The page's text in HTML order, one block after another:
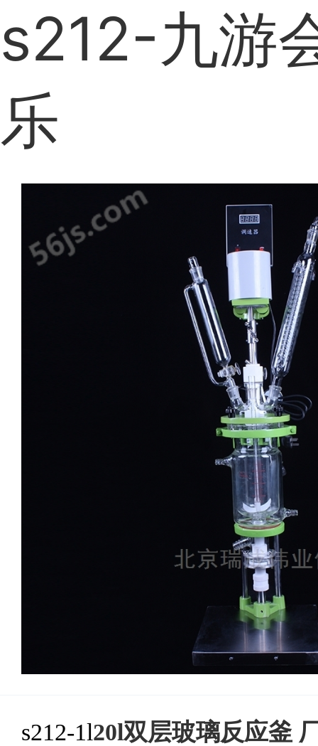
s212-九游
乐
s212-1l20l双层玻璃反应釜